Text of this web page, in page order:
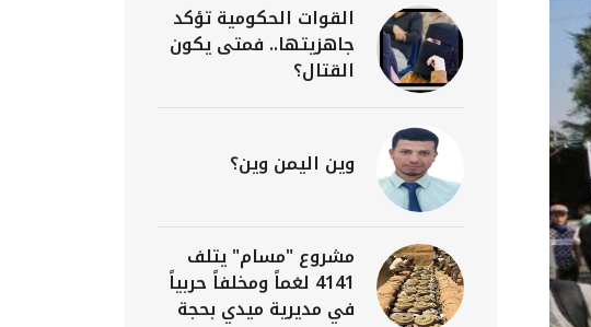
القوات الحكومية تؤكد
جاهزيتها.. فمتى يكون
القتال؟
وين اليمن وين؟
مشروع "مسام" يتلف
4141 لغماً ومخلفاً حربياً
في مديرية ميدي بحجة